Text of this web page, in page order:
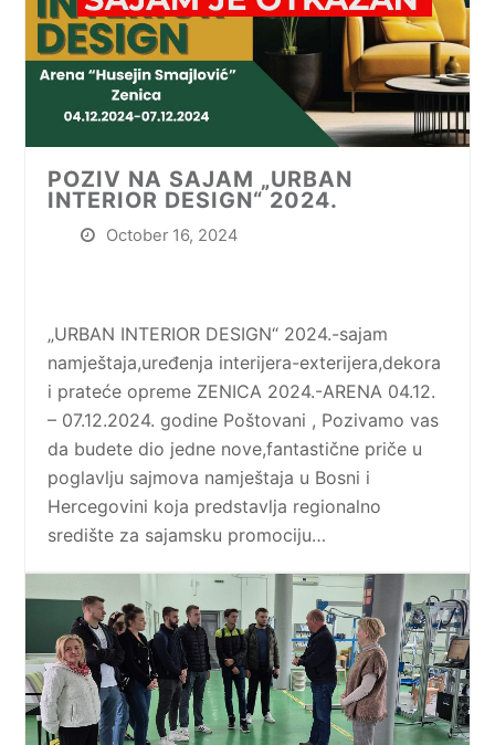
POZIV NA SAJAM „URBAN
INTERIOR DESIGN“ 2024.
October 16, 2024
„URBAN INTERIOR DESIGN“ 2024.-sajam
namještaja,uređenja interijera-exterijera,dekora
i prateće opreme ZENICA 2024.-ARENA 04.12.
– 07.12.2024. godine Poštovani , Pozivamo vas
da budete dio jedne nove,fantastične priče u
poglavlju sajmova namještaja u Bosni i
Hercegovini koja predstavlja regionalno
središte za sajamsku promociju…